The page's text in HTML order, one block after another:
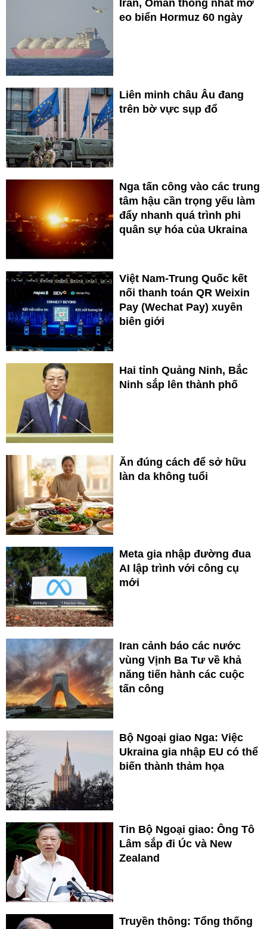
Iran, Oman thống nhất mở
eo biển Hormuz 60 ngày
Liên minh châu Âu đang
trên bờ vực sụp đổ
Nga tấn công vào các trung
tâm hậu cần trọng yếu làm
đẩy nhanh quá trình phi
quân sự hóa của Ukraina
Việt Nam-Trung Quốc kết
nối thanh toán QR Weixin
Pay (Wechat Pay) xuyên
biên giới
Hai tỉnh Quảng Ninh, Bắc
Ninh sắp lên thành phố
Ăn đúng cách để sở hữu
làn da không tuổi
Meta gia nhập đường đua
AI lập trình với công cụ
mới
Iran cảnh báo các nước
vùng Vịnh Ba Tư về khả
năng tiến hành các cuộc
tấn công
Bộ Ngoại giao Nga: Việc
Ukraina gia nhập EU có thể
biến thành thảm họa
Tin Bộ Ngoại giao: Ông Tô
Lâm sắp đi Úc và New
Zealand
Truyền thông: Tổng thống